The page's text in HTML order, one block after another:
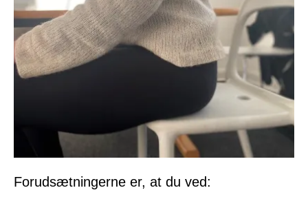
Forudsætningerne er, at du ved: